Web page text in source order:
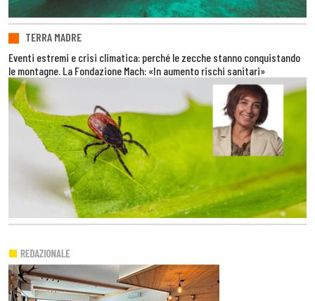
TERRA MADRE
Eventi estremi e crisi climatica: perché le zecche stanno conquistando
le montagne. La Fondazione Mach: «In aumento rischi sanitari»